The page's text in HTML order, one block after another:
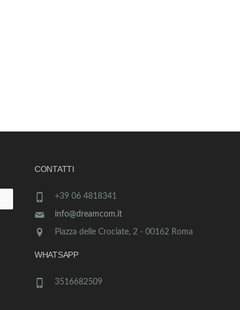
CONTATTI
+39 06 4818341
info@dreamcom.it
Piazza delle Crociate, 2 - 00162 Roma
WHATSAPP
3516682509